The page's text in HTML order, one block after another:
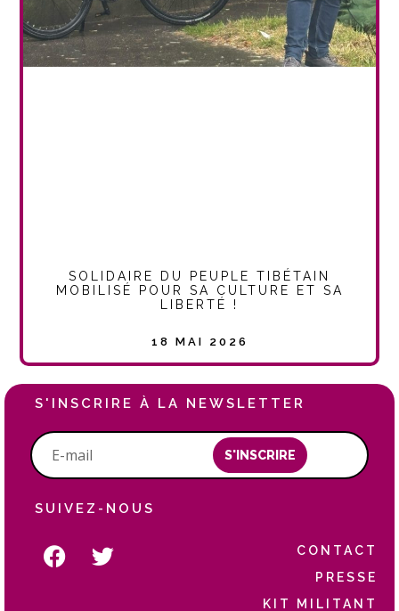
SOLIDAIRE DU PEUPLE TIBÉTAIN
MOBILISÉ POUR SA CULTURE ET SA
LIBERTÉ !
18 MAI 2026
S'INSCRIRE À LA NEWSLETTER
S'INSCRIRE
SUIVEZ-NOUS
CONTACT
PRESSE
KIT MILITANT